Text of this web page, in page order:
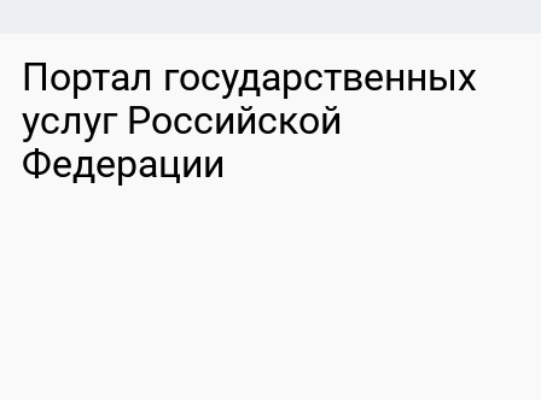
Портал государственных
услуг Российской
Федерации